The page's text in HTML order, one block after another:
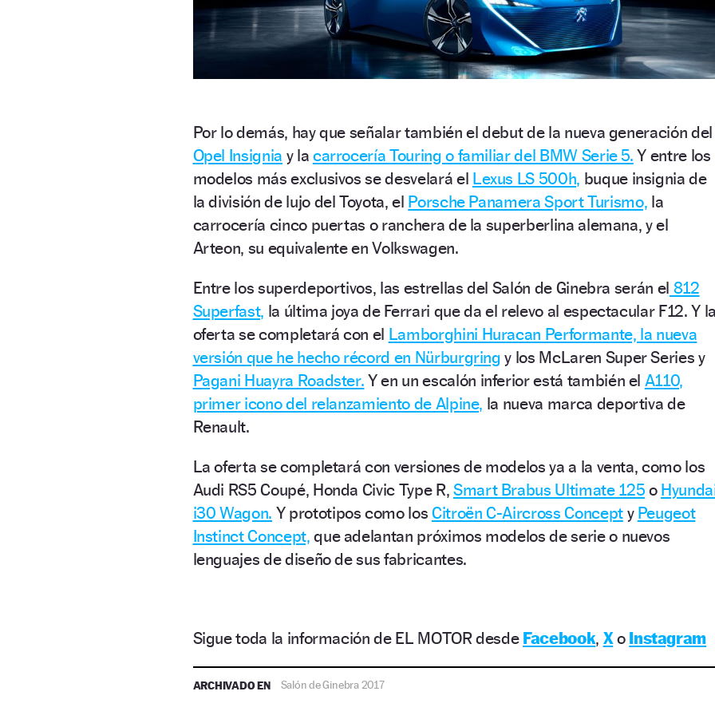
Por lo demás, hay que señalar también el debut de la nueva generación del
Opel Insignia y la carrocería Touring o familiar del BMW Serie 5. Y entre los
modelos más exclusivos se desvelará el Lexus LS 500h, buque insignia de
la división de lujo del Toyota, el Porsche Panamera Sport Turismo, la
carrocería cinco puertas o ranchera de la superberlina alemana, y el
Arteon, su equivalente en Volkswagen.
Entre los superdeportivos, las estrellas del Salón de Ginebra serán el 812
Superfast, la última joya de Ferrari que da el relevo al espectacular F12. Y
oferta se completará con el Lamborghini Huracan Performante, la nueva
versión que he hecho récord en Nürburgring y los McLaren Super Series y
Pagani Huayra Roadster. Y en un escalón inferior está también el A110,
primer icono del relanzamiento de Alpine, la nueva marca deportiva de
Renault.
La oferta se completará con versiones de modelos ya a la venta, como los
Audi RS5 Coupé, Honda Civic Type R, Smart Brabus Ultimate 125 o
i30 Wagon. Y prototipos como los Citroën C-Aircross Concepty Peugeot
Instinct Concept, que adelantan próximos modelos de serie o nuevos
lenguajes de diseño de sus fabricantes.
Sigue toda la información de EL MOTOR desde Facebook, Xo Instagram
ARCHIVADO EN Salón de Ginebra 2017